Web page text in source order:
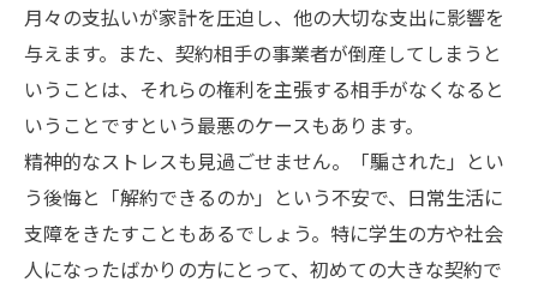
月々の支払いが家計を圧迫し、他の大切な支出に影響を
与えます。また、契約相手の事業者が倒産してしまうと
いうことは、それらの権利を主張する相手がなくなると
いうことですという最悪のケースもあります。
精神的なストレスも見過ごせません。「騙された」とい
う後悔と「解約できるのか」という不安で、日常生活に
支障をきたすこともあるでしょう。特に学生の方や社会
人になったばかりの方にとって、初めての大きな契約で